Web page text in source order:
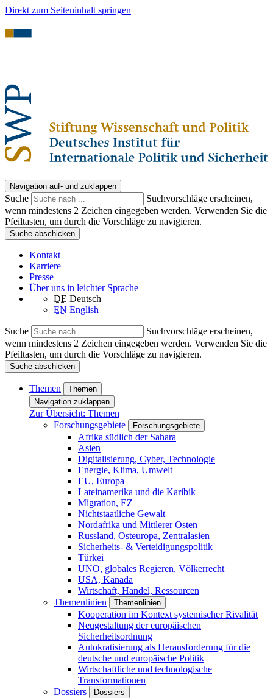
Direkt zum Seiteninhalt springen
Navigation auf- und zuklappen
Suche
Suchvorschläge erscheinen,
wenn mindestens 2 Zeichen eingegeben werden. Verwenden Sie die
Pfeiltasten, um durch die Vorschläge zu navigieren.
Suche abschicken
Kontakt
Karriere
Presse
Über uns in leichter Sprache
DE Deutsch
EN English
Suche
Suchvorschläge erscheinen,
wenn mindestens 2 Zeichen eingegeben werden. Verwenden Sie die
Pfeiltasten, um durch die Vorschläge zu navigieren.
Suche abschicken
Themen
Themen
Navigation zuklappen
Zur Übersicht: Themen
Forschungsgebiete
Forschungsgebiete
Afrika südlich der Sahara
Asien
Digitalisierung, Cyber, Technologie
Energie, Klima, Umwelt
EU, Europa
Lateinamerika und die Karibik
Migration, EZ
Nichtstaatliche Gewalt
Nordafrika und Mittlerer Osten
Russland, Osteuropa, Zentralasien
Sicherheits- & Verteidigungspolitik
Türkei
UNO, globales Regieren, Völkerrecht
USA, Kanada
Wirtschaft, Handel, Ressourcen
Themenlinien
Themenlinien
Kooperation im Kontext systemischer Rivalität
Neugestaltung der europäischen
Sicherheitsordnung
Autokratisierung als Herausforderung für die
deutsche und europäische Politik
Wirtschaftliche und technologische
Transformationen
Dossiers
Dossiers